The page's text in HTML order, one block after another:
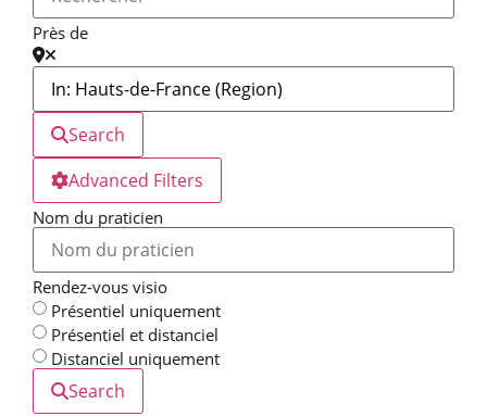
Près de
Search
Advanced Filters
Nom du praticien
Rendez-vous visio
Présentiel uniquement
Présentiel et distanciel
Distanciel uniquement
Search